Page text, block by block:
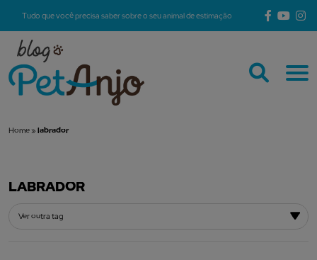
Tudo que você precisa saber sobre o seu animal de estimação
Home » labrador
LABRADOR